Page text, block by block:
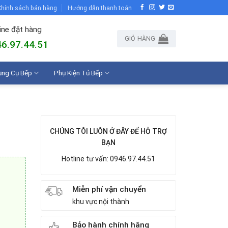
sách bán hàng Hướng dẫn thanh toán
đặt hàng
GIỎ HÀNG
Cụ Bếp Phụ Kiện Tủ Bếp
CHÚNG TÔI LUÔN Ở ĐÂY ĐỂ HỖ TRỢ
BẠN
Hotline tư vấn: 0946.97.44.51
Miễn phí vận chuyển
khu vực nội thành
Bảo hành chính hãng